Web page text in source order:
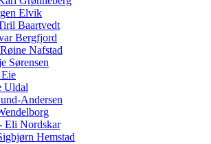
Elvik
Baartvedt
Bergfjord
Nafstad
Sørensen
Uldal
Andersen
Eli Nordskar
Hemstad